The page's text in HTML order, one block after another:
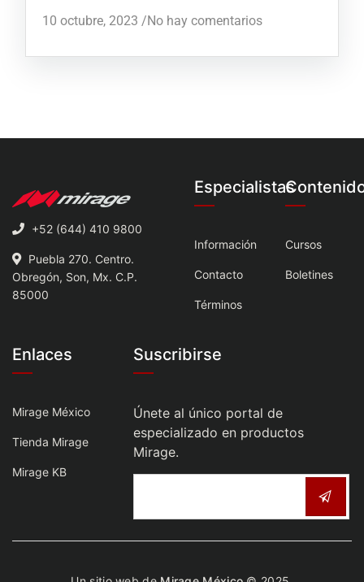
10 octubre, 2023 /No hay comentarios
+52 (644) 410 9800
Puebla 270. Centro.
Obregón, Son, Mx. C.P.
85000
Especialistas
Información
Contacto
Términos
Cursos
Boletines
Enlaces
Mirage México
Tienda Mirage
Mirage KB
Suscribirse
Únete al único portal de
especializado en productos
Mirage.